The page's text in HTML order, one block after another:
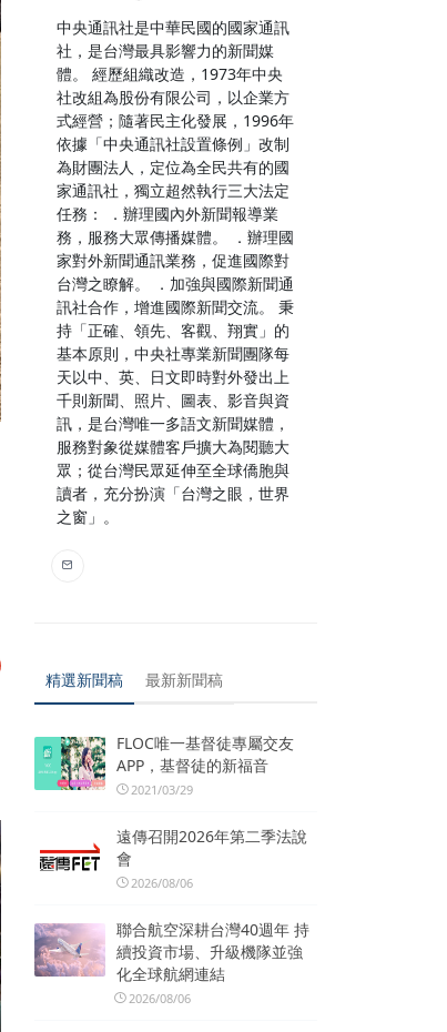
中央通訊社是中華民國的國家通訊
社，是台灣最具影響力的新聞媒
體。 經歷組織改造，1973年中央
社改組為股份有限公司，以企業方
式經營；隨著民主化發展，1996年
依據「中央通訊社設置條例」改制
為財團法人，定位為全民共有的國
家通訊社，獨立超然執行三大法定
任務： ．辦理國內外新聞報導業
務，服務大眾傳播媒體。 ．辦理國
家對外新聞通訊業務，促進國際對
台灣之瞭解。 ．加強與國際新聞通
訊社合作，增進國際新聞交流。 秉
持「正確、領先、客觀、翔實」的
基本原則，中央社專業新聞團隊每
天以中、英、日文即時對外發出上
千則新聞、照片、圖表、影音與資
訊，是台灣唯一多語文新聞媒體，
服務對象從媒體客戶擴大為閱聽大
眾；從台灣民眾延伸至全球僑胞與
讀者，充分扮演「台灣之眼，世界
之窗」。
精選新聞稿 最新新聞稿
FLOC唯一基督徒專屬交友
APP，基督徒的新福音
2021/03/29
遠傳召開2026年第二季法說
會
2026/08/06
聯合航空深耕台灣40週年 持
續投資市場、升級機隊並強
化全球航網連結
2026/08/06